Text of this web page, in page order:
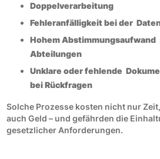
Doppelverarbeitung
Fehleranfälligkeit bei der
Hohem Abstimmungsaufwand
Abteilungen
Unklare oder fehlende
bei Rückfragen
Solche Prozesse kosten nicht nur
auch Geld – und gefährden die
gesetzlicher Anforderungen.